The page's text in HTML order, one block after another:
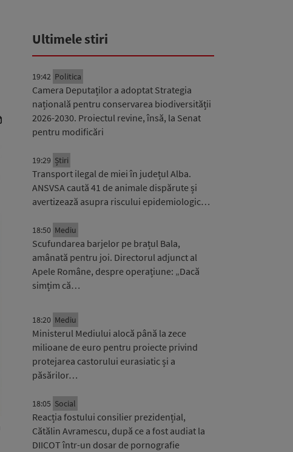
Ultimele stiri
19:42 Politica
Camera Deputaților a adoptat Strategia
națională pentru conservarea biodiversității
2026-2030. Proiectul revine, însă, la Senat
pentru modificări
19:29 Știri
Transport ilegal de miei în județul Alba.
ANSVSA caută 41 de animale dispărute și
avertizează asupra riscului epidemiologic…
18:50 Mediu
Scufundarea barjelor pe brațul Bala,
amânată pentru joi. Directorul adjunct al
Apele Române, despre operațiune: „Dacă
simțim că…
18:20 Mediu
Ministerul Mediului alocă până la zece
milioane de euro pentru proiecte privind
protejarea castorului eurasiatic și a
păsărilor…
18:05 Social
Reacția fostului consilier prezidențial,
Cătălin Avramescu, după ce a fost audiat la
DIICOT într-un dosar de pornografie